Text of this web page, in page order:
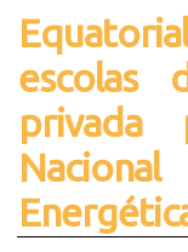
escolas
privada